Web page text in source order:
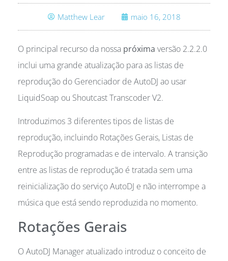
Matthew Lear maio 16, 2018
O principal recurso da nossa próxima versão 2.2.2.0
inclui uma grande atualização para as listas de
reprodução do Gerenciador de AutoDJ ao usar
LiquidSoap ou Shoutcast Transcoder V2.
Introduzimos 3 diferentes tipos de listas de
reprodução, incluindo Rotações Gerais, Listas de
Reprodução programadas e de intervalo. A transição
entre as listas de reprodução é tratada sem uma
reinicialização do serviço AutoDJ e não interrompe a
música que está sendo reproduzida no momento.
Rotações Gerais
O AutoDJ Manager atualizado introduz o conceito de